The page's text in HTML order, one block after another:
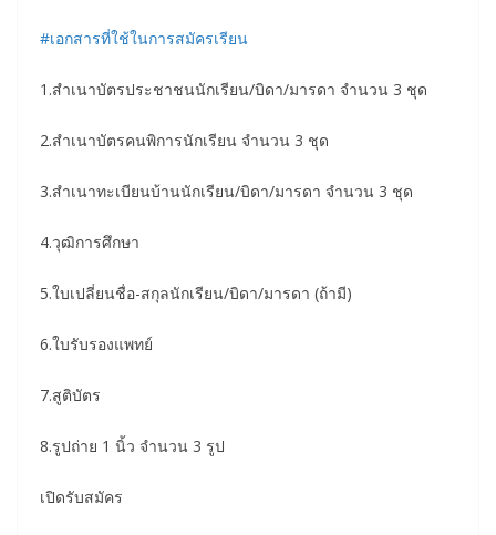
#เอกสารที่ใช้ในการสมัครเรียน
1.สำเนาบัตรประชาชนนักเรียน/บิดา/มารดา จำนวน 3 ชุด
2.สำเนาบัตรคนพิการนักเรียน จำนวน 3 ชุด
3.สำเนาทะเบียนบ้านนักเรียน/บิดา/มารดา จำนวน 3 ชุด
4.วุฒิการศึกษา
5.ใบเปลี่ยนชื่อ-สกุลนักเรียน/บิดา/มารดา (ถ้ามี)
6.ใบรับรองแพทย์
7.สูติบัตร
8.รูปถ่าย 1 นิ้ว จำนวน 3 รูป
เปิดรับสมัคร